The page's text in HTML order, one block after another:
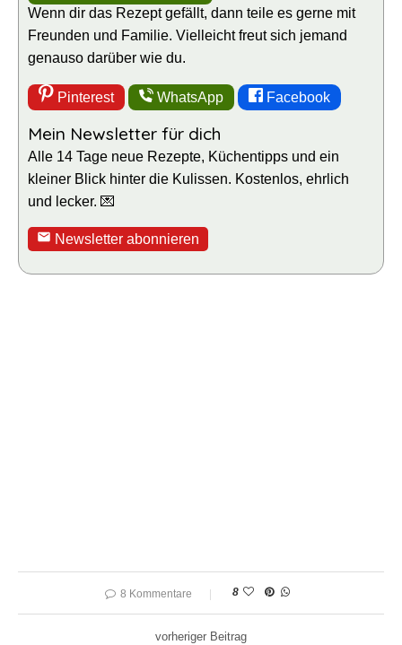
Wenn dir das Rezept gefällt, dann teile es gerne mit
Freunden und Familie. Vielleicht freut sich jemand
genauso darüber wie du.
Pinterest WhatsApp Facebook
Mein Newsletter für dich
Alle 14 Tage neue Rezepte, Küchentipps und ein
kleiner Blick hinter die Kulissen. Kostenlos, ehrlich
und lecker. 💌
Newsletter abonnieren
8 Kommentare 8
vorheriger Beitrag